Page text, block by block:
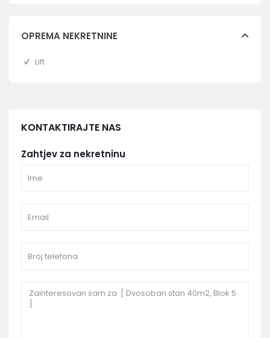
OPREMA NEKRETNINE
Lift
KONTAKTIRAJTE NAS
Zahtjev za nekretninu